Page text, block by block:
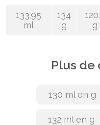
133.95
ml
134
g
g
Plus de
130 ml en g
132 ml en g